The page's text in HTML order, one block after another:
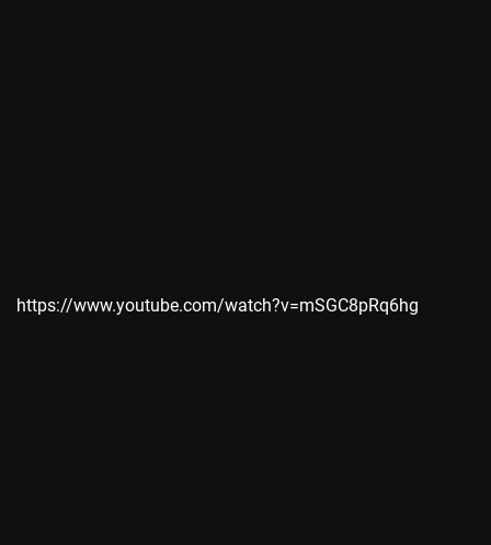
https://www.youtube.com/watch?v=mSGC8pRq6hg